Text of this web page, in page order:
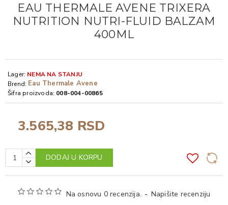
EAU THERMALE AVENE TRIXERA
NUTRITION NUTRI-FLUID BALZAM
400ML
Na osnovu 0 recenzija. - Napišite recenziju
3.565,38 RSD
Lager: NEMA NA STANJU
Brend: Eau Thermale Avene
Šifra proizvoda: 008-004-00865
DODAJ U KORPU